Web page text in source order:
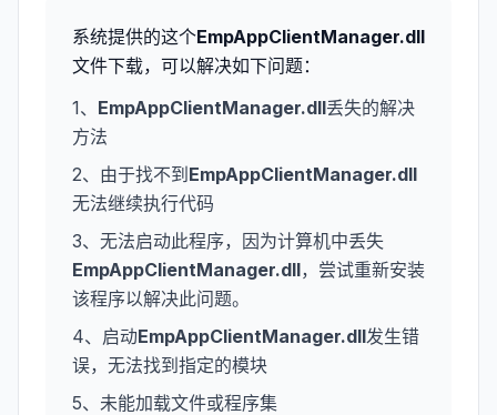
系统提供的这个EmpAppClientManager.dll
文件下载，可以解决如下问题：
1、 EmpAppClientManager.dll丢失的解决
方法
2、由于找不到 EmpAppClientManager.dll
无法继续执行代码
3、无法启动此程序，因为计算机中丢失
EmpAppClientManager.dll，尝试重新安装
该程序以解决此问题。
4、启动EmpAppClientManager.dll发生错
误，无法找到指定的模块
5、未能加载文件或程序集